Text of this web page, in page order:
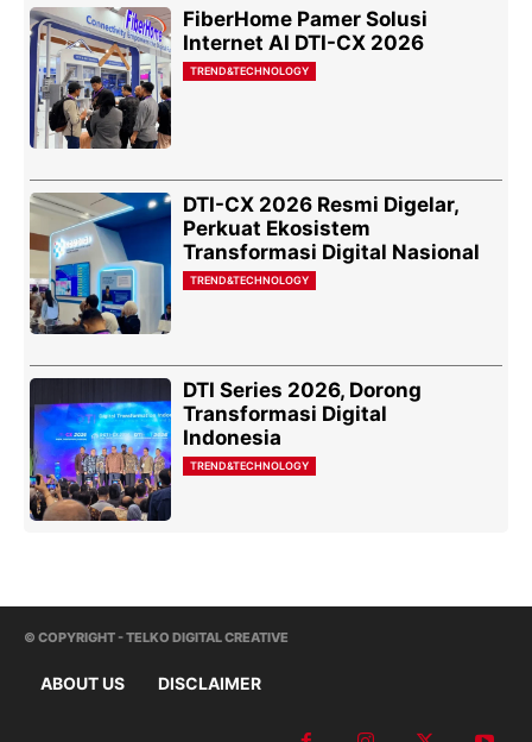
FiberHome Pamer Solusi
Internet AI DTI-CX 2026
TREND&TECHNOLOGY
DTI-CX 2026 Resmi Digelar,
Perkuat Ekosistem
Transformasi Digital Nasional
TREND&TECHNOLOGY
DTI Series 2026, Dorong
Transformasi Digital
Indonesia
TREND&TECHNOLOGY
© COPYRIGHT - TELKO DIGITAL CREATIVE
ABOUT US DISCLAIMER